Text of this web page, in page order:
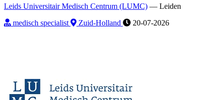
Leids Universitair Medisch Centrum (LUMC) — Leiden
medisch specialist
Zuid-Holland 20-07-2026